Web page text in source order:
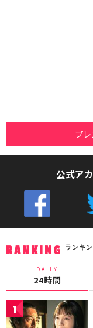
プ
公式ア
RANKING ランキ
DAILY
24時間
1